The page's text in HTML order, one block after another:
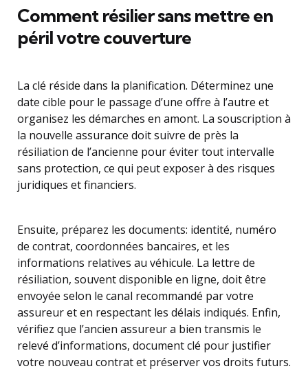
Comment résilier sans mettre en
péril votre couverture
La clé réside dans la planification. Déterminez une
date cible pour le passage d’une offre à l’autre et
organisez les démarches en amont. La souscription à
la nouvelle assurance doit suivre de près la
résiliation de l’ancienne pour éviter tout intervalle
sans protection, ce qui peut exposer à des risques
juridiques et financiers.
Ensuite, préparez les documents: identité, numéro
de contrat, coordonnées bancaires, et les
informations relatives au véhicule. La lettre de
résiliation, souvent disponible en ligne, doit être
envoyée selon le canal recommandé par votre
assureur et en respectant les délais indiqués. Enfin,
vérifiez que l’ancien assureur a bien transmis le
relevé d’informations, document clé pour justifier
votre nouveau contrat et préserver vos droits futurs.